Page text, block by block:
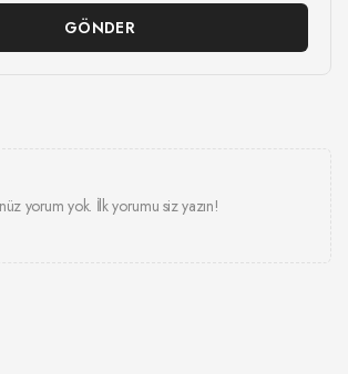
GÖNDER
yorum yok. İlk yorumu siz yazın!